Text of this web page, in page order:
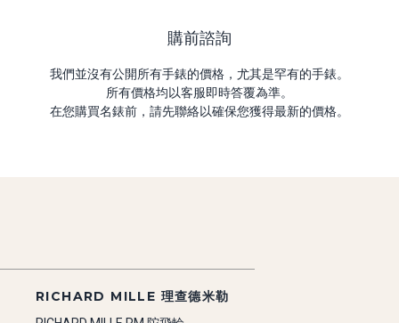
購前諮詢
我們並沒有公開所有手錶的價格，尤其是罕有的手錶。
所有價格均以客服即時答覆為準。
在您購買名錶前，請先聯絡以確保您獲得最新的價格。
RICHARD MILLE 理查德米勒